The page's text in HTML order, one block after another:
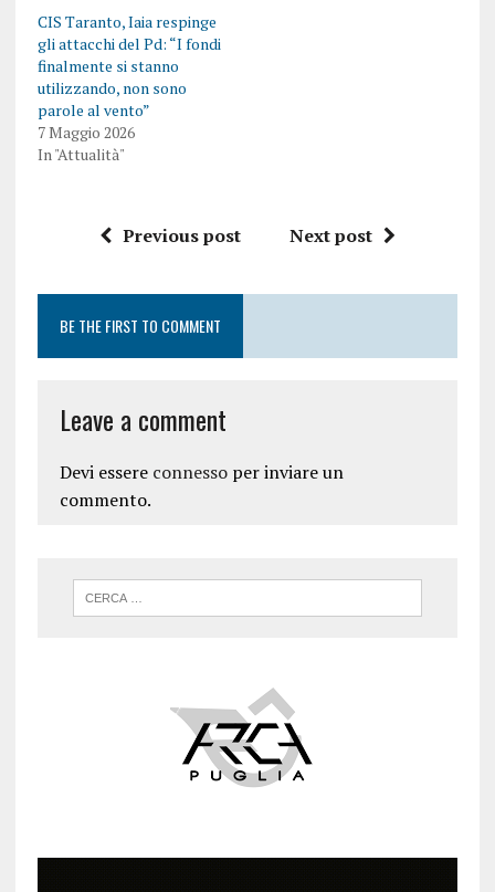
CIS Taranto, Iaia respinge
gli attacchi del Pd: “I fondi
finalmente si stanno
utilizzando, non sono
parole al vento”
7 Maggio 2026
In "Attualità"
Previous post Next post
BE THE FIRST TO COMMENT
Leave a comment
Devi essere connessoper inviare un
commento.